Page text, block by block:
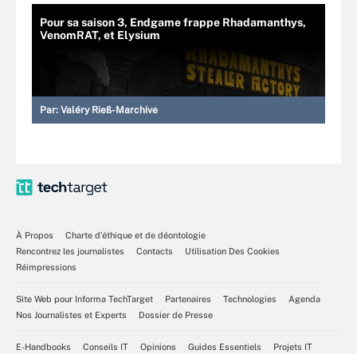
Pour sa saison 3, Endgame frappe Rhadamanthys,
VenomRAT, et Elysium
Par: Valéry Rieß-Marchive
À Propos
Charte d’éthique et de déontologie
Rencontrez les journalistes
Contacts
Utilisation Des Cookies
Réimpressions
Site Web pour Informa TechTarget Partenaires Technologies
Agenda
Nos Journalistes et Experts
Dossier de Presse
E-Handbooks Conseils IT Opinions Guides Essentiels Projets IT